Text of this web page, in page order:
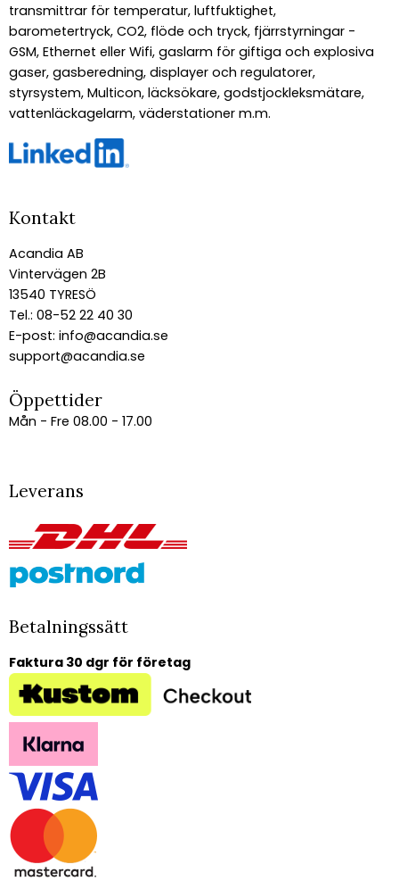
transmittrar för temperatur, luftfuktighet,
barometertryck, CO2, flöde och tryck, fjärrstyrningar -
GSM, Ethernet eller Wifi, gaslarm för giftiga och explosiva
gaser, gasberedning, displayer och regulatorer,
styrsystem, Multicon, läcksökare, godstjockleksmätare,
vattenläckagelarm, väderstationer m.m.
Kontakt
Acandia AB
Vintervägen 2B
13540 TYRESÖ
Tel.: 08-52 22 40 30
E-post: info@acandia.se
support@acandia.se
Öppettider
Mån - Fre 08.00 - 17.00
Leverans
Betalningssätt
Faktura 30 dgr för företag